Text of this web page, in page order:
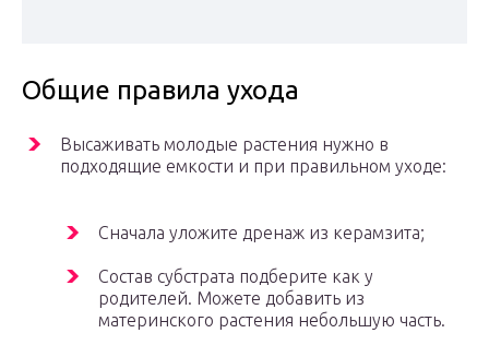
Общие правила ухода
Высаживать молодые растения нужно в
подходящие емкости и при правильном уходе:
Сначала уложите дренаж из керамзита;
Состав субстрата подберите как у
родителей. Можете добавить из
материнского растения небольшую часть.